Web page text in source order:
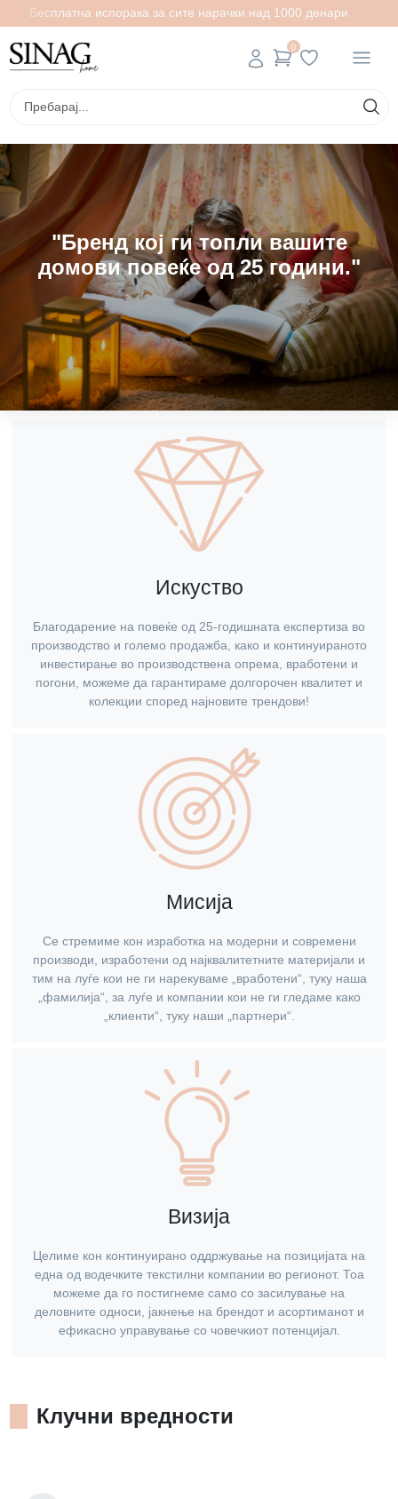
Бесплатна испорака за сите нарачки над 1000 денари
0
"Бренд кој ги топли вашите
домови повеќе од 25 години."
Искуство
Благодарение на повеќе од 25-годишната експертиза во
производство и големо продажба, како и континуираното
инвестирање во производствена опрема, вработени и
погони, можеме да гарантираме долгорочен квалитет и
колекции според најновите трендови!
Мисија
Се стремиме кон изработка на модерни и современи
производи, изработени од најквалитетните материјали и
тим на луѓе кои не ги нарекуваме „вработени“, туку наша
„фамилија“, за луѓе и компании кои не ги гледаме како
„клиенти“, туку наши „партнери“.
Визија
Целиме кон континуирано оддржување на позицијата на
една од водечките текстилни компании во регионот. Тоа
можеме да го постигнеме само со засилување на
деловните односи, јакнење на брендот и асортиманот и
ефикасно управување со човечкиот потенцијал.
Клучни вредности